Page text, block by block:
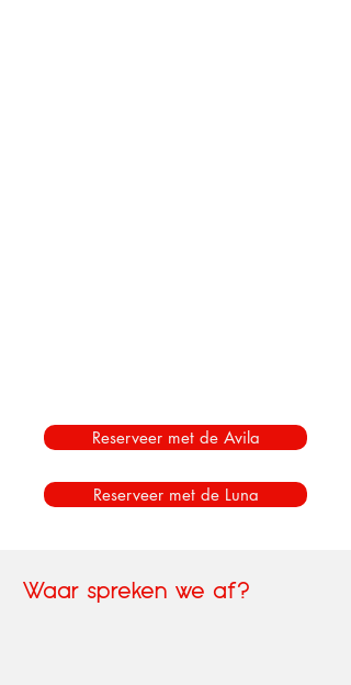
Reserveer met de Avila
Reserveer met de Luna
Waar spreken we af?